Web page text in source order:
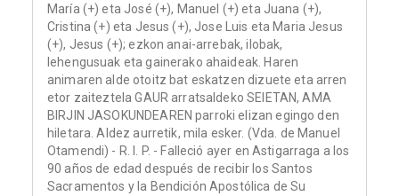
María (+) eta José (+), Manuel (+) eta Juana (+),
Cristina (+) eta Jesus (+), Jose Luis eta Maria Jesus
(+), Jesus (+); ezkon anai-arrebak, ilobak,
lehengusuak eta gainerako ahaideak. Haren
animaren alde otoitz bat eskatzen dizuete eta arren
etor zaiteztela GAUR arratsaldeko SEIETAN, AMA
BIRJIN JASOKUNDEAREN parroki elizan egingo den
hiletara. Aldez aurretik, mila esker. (Vda. de Manuel
Otamendi) - R. I. P. - Falleció ayer en Astigarraga a los
90 años de edad después de recibir los Santos
Sacramentos y la Bendición Apostólica de Su